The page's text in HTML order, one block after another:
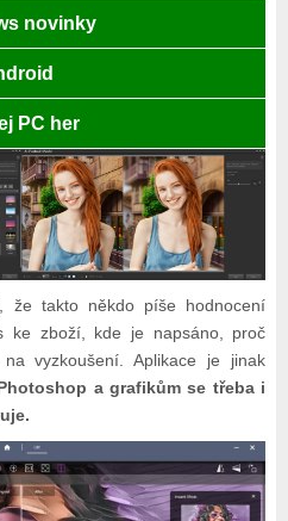
novinky
PC her
že takto někdo píše hodnocení
ke zboží, kde je napsáno, proč
vyzkoušení. Aplikace je jinak
a grafikům se třeba i